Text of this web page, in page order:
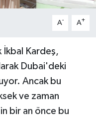
A- A+
İkbal Kardeş,
Dubai'deki
Ancak bu
ve zaman
bir an önce bu